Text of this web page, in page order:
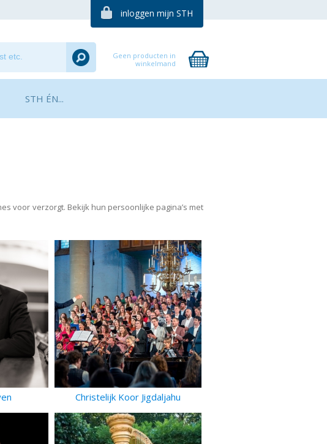
inloggen mijn STH
Geen producten in
winkelmand
STH ÉN...
voor verzorgt. Bekijk hun persoonlijke pagina’s met
Christelijk Koor Jigdaljahu